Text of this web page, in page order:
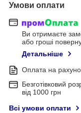
Умови оплати
Ви отримаєте
або гроші
Детальніше
Оплата на
Безготівковий
від 1000 грн
Всі умови оплати